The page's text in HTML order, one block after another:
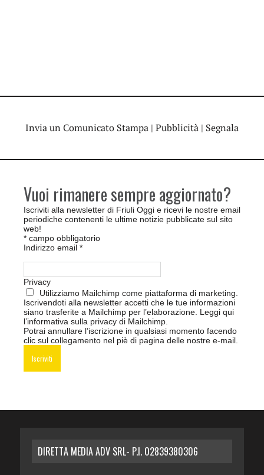
Invia un Comunicato Stampa | Pubblicità | Segnala
Vuoi rimanere sempre aggiornato?
Iscriviti alla newsletter di Friuli Oggi e ricevi le nostre email
periodiche contenenti le ultime notizie pubblicate sul sito
web!
* campo obbligatorio
Indirizzo email *
Privacy
Utilizziamo Mailchimp come piattaforma di marketing.
Iscrivendoti alla newsletter accetti che le tue informazioni
siano trasferite a Mailchimp per l’elaborazione. Leggi qui
l’informativa sulla privacy di Mailchimp.
Potrai annullare l’iscrizione in qualsiasi momento facendo
clic sul collegamento nel piè di pagina delle nostre e-mail.
DIRETTA MEDIA ADV SRL- P.I. 02839380306